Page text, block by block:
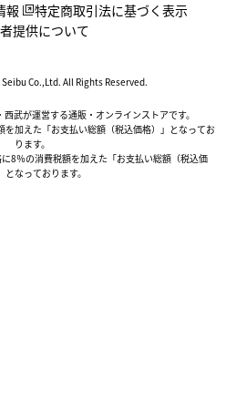
報
特定商取引法に基づく表示
提供について
Co.,Ltd. All Rights Reserved.
武が運営する通販・オンラインストアです。
加えた「お支払い総額（税込価格）」となってお
ります。
8％の消費税額を加えた「お支払い総額（税込価
となっております。